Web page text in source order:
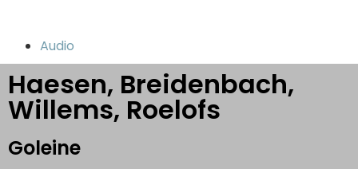
Audio
Haesen, Breidenbach,
Willems, Roelofs
Goleine